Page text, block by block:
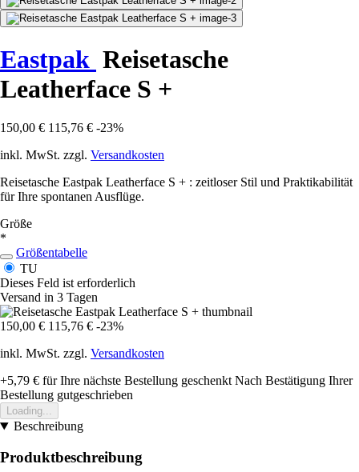
Eastpak Reisetasche
Leatherface S +
150,00 € 115,76 € -23%
inkl. MwSt. zzgl. Versandkosten
Reisetasche Eastpak Leatherface S + : zeitloser Stil und Praktikabilität
für Ihre spontanen Ausflüge.
Größe
*
Größentabelle
TU
Dieses Feld ist erforderlich
Versand in 3 Tagen
150,00 € 115,76 € -23%
inkl. MwSt. zzgl. Versandkosten
+5,79 € für Ihre nächste Bestellung geschenkt Nach Bestätigung Ihrer
Bestellung gutgeschrieben
Loading...
Beschreibung
Produktbeschreibung